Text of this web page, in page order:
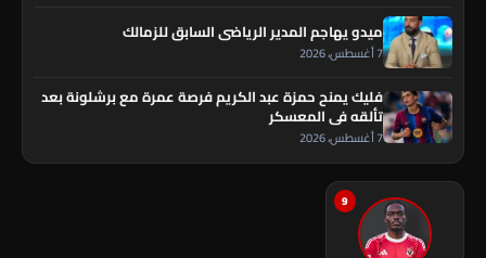
ميدو يهاجم المدير الرياضي السابق للزمالك
7 أغسطس، 2026
فليك يمنح حمزة عبد الكريم فرصة عمرة مع برشلونة بعد
تألقه في المعسكر
7 أغسطس، 2026
9